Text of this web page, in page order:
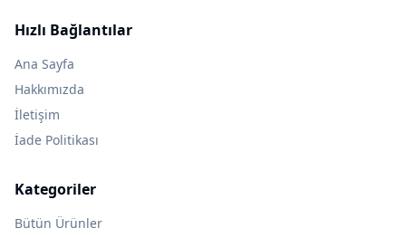
Hızlı Bağlantılar
Ana Sayfa
Hakkımızda
İletişim
İade Politikası
Kategoriler
Bütün Ürünler